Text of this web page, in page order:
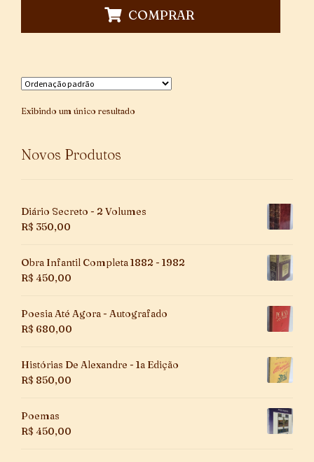
COMPRAR
Exibindo um único resultado
Novos Produtos
Diário Secreto - 2 Volumes
R$ 350,00
Obra Infantil Completa 1882 - 1982
R$ 450,00
Poesia Até Agora - Autografado
R$ 680,00
Histórias De Alexandre - 1a Edição
R$ 850,00
Poemas
R$ 450,00